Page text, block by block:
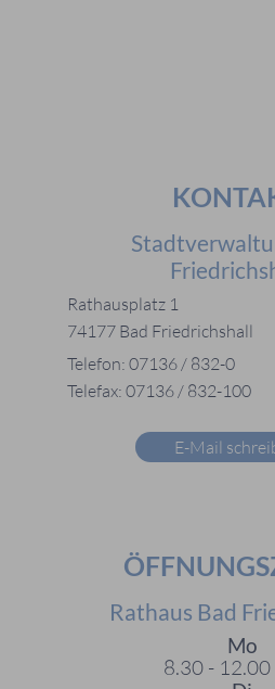
Rathausplatz 1
74177 Bad Friedrichshall
Telefon: 07136 / 832-0
Telefax: 07136 / 832-100
E-Mail
Rathaus Bad
Mo
8.30 -